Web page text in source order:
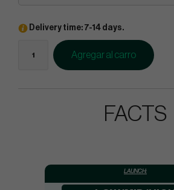
Delivery time: 7-14 days.
Agregar al carro
FACTS
LAUNCH: